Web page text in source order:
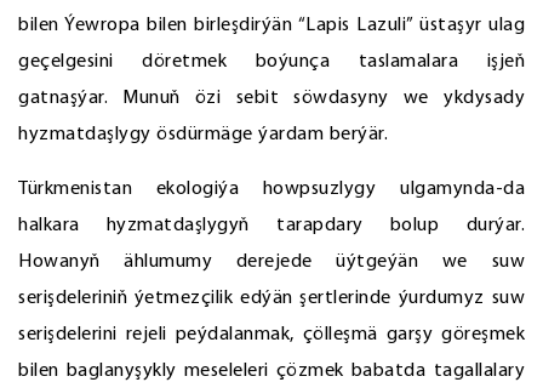
bilen Ýewropa bilen birleşdirýän “Lapis Lazuli” üstaşyr ulag
geçelgesini döretmek boýunça taslamalara işjeň
gatnaşýar. Munuň özi sebit söwdasyny we ykdysady
hyzmatdaşlygy ösdürmäge ýardam berýär.
Türkmenistan ekologiýa howpsuzlygy ulgamynda-da
halkara hyzmatdaşlygyň tarapdary bolup durýar.
Howanyň ählumumy derejede üýtgeýän we suw
serişdeleriniň ýetmezçilik edýän şertlerinde ýurdumyz suw
serişdelerini rejeli peýdalanmak, çölleşmä garşy göreşmek
bilen baglanyşykly meseleleri çözmek babatda tagallalary